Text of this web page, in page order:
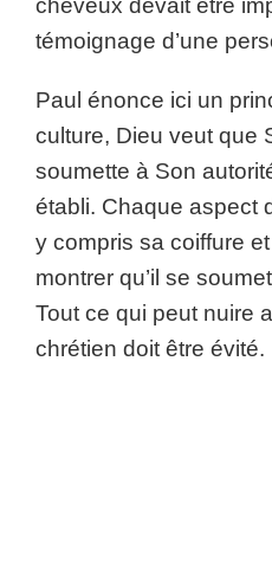
cheveux devait être
témoignage d’une
Paul énonce ici un
culture, Dieu veut que
soumette à Son
établi. Chaque aspect
y compris sa coiffure
montrer qu’il se
Tout ce qui peut nuire
chrétien doit être évité.